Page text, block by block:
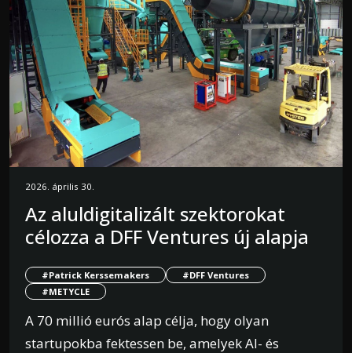
2026. április 30.
Az aluldigitalizált szektorokat
célozza a DFF Ventures új alapja
#Patrick Kerssemakers
#DFF Ventures
#METYCLE
A 70 millió eurós alap célja, hogy olyan
startupokba fektessen be, amelyek AI- és